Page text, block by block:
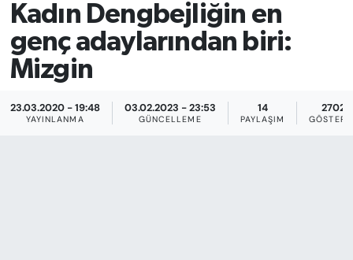
Kadın Dengbejliğin en
genç adaylarından biri:
Mizgin
23.03.2020 - 19:48
YAYINLANMA
03.02.2023 - 23:53
GÜNCELLEME
14
PAYLAŞIM
2702
EMEK HABERLERİ
YENİ MEDYADA EMEK
GAZETECİLİĞİNİ GELİŞTİRMEK
FAYDALI BİLGİLER
İstanbul Namaz Vakitleri
Trafik Durumu
Süper Lig Puan Durumu ve Fikstür